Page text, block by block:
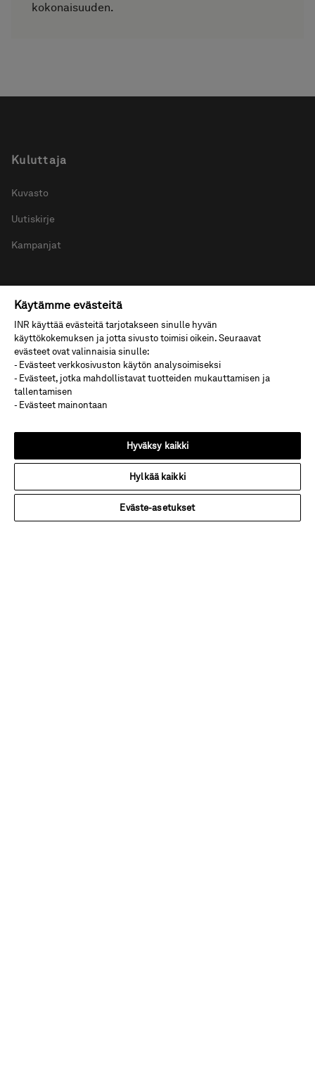
kokonaisuuden.
Kuluttaja
Kuvasto
Uutiskirje
Kampanjat
Jälleenmyyjille
Projektiasiakkaille
NCS
Pesualtaat ja tasot
Käytämme evästeitä
INR käyttää evästeitä tarjotakseen sinulle hyvän
käyttökokemuksen ja jotta sivusto toimisi oikein. Seuraavat
evästeet ovat valinnaisia sinulle:
- Evästeet verkkosivuston käytön analysoimiseksi
- Evästeet, jotka mahdollistavat tuotteiden mukauttamisen ja
tallentamisen
- Evästeet mainontaan
Hyväksy kaikki
Hylkää kaikki
Eväste-asetukset